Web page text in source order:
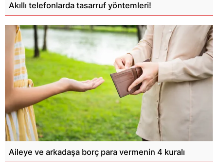
Akıllı telefonlarda tasarruf yöntemleri!
Aileye ve arkadaşa borç para vermenin 4 kuralı